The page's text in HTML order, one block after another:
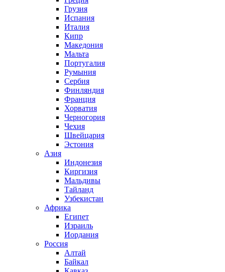
Грузия
Испания
Италия
Кипр
Македония
Мальта
Португалия
Румыния
Сербия
Финляндия
Франция
Хорватия
Черногория
Чехия
Швейцария
Эстония
Азия
Индонезия
Киргизия
Мальдивы
Тайланд
Узбекистан
Африка
Египет
Израиль
Иордания
Россия
Алтай
Байкал